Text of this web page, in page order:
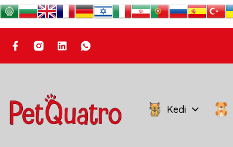
Kedi